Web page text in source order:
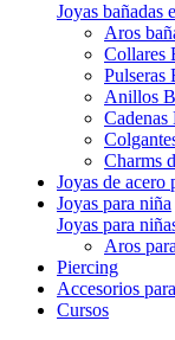
Joyas bañadas
Aros
Collares
Pulseras
Anillos
Cadenas
Charms
Joyas de acero
Joyas para niña
Joyas para
Aros
Piercing
Accesorios
Cursos